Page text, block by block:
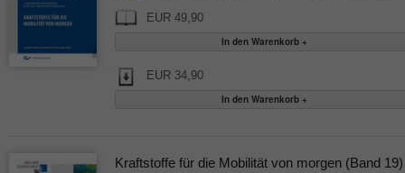
EUR 49,90
EUR 34,90
Kraftstoffe für die Mobilität von morgen (Band 19)